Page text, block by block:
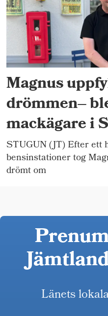
Magnus
drömmen–
mackägare i
STUGUN (JT) Efter ett
bensinstationer tog
drömt om
Länets